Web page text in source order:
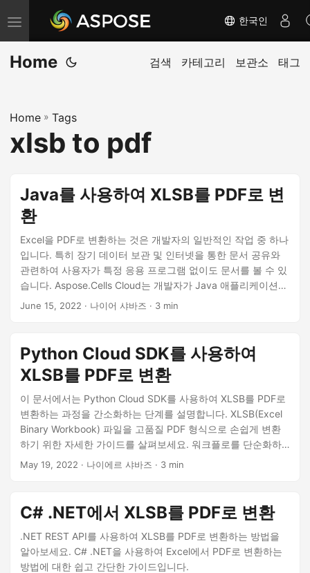
내
비
게
전
환
한국인
Home 검색 카테고리 보관소 태그
Home » Tags
xlsb to pdf
Java를 사용하여 XLSB를 PDF로 변
환
Excel을 PDF로 변환하는 것은 개발자의 일반적인 작업 중 하나
입니다. 특히 장기 데이터 보관 및 인터넷을 통한 문서 공유와
관련하여 사용자가 특정 응용 프로그램 없이도 문서를 볼 수 있
습니다. Aspose.Cells Cloud는 개발자가 Java 애플리케이션
내에서 원활한 통합, 고급 기능 및 빠른 변환 속도를 즐길 수 있
SDK for Java는 모든 Excel에서 PDF로의 변환 요구 사항에 대
해 안정적이고 효율적인 솔루션을 제공합니다.
June 15, 2022 · 나이어 샤바즈 · 3 min
Python Cloud SDK를 사용하여
XLSB를 PDF로 변환
이 문서에서는 Python Cloud SDK를 사용하여 XLSB를 PDF로
변환하는 과정을 간소화하는 단계를 설명합니다. XLSB(Excel
Binary Workbook) 파일을 고품질 PDF 형식으로 손쉽게 변환
하기 위한 자세한 가이드를 살펴보세요. 워크플로를 단순화하
고 데이터 접근성과 공유를 향상하세요.
May 19, 2022 · 나이에르 샤바즈 · 3 min
C# .NET에서 XLSB를 PDF로 변환
.NET REST API를 사용하여 XLSB를 PDF로 변환하는 방법을
알아보세요. C# .NET을 사용하여 Excel에서 PDF로 변환하는
방법에 대한 쉽고 간단한 가이드입니다.